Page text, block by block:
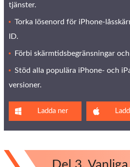
tjänster.
Torka lösenord för iPhone-
ID.
Förbi skärmtidsbegränsningar
Stöd alla populära iPhone- och
versioner.
Ladda ner
Del 3.